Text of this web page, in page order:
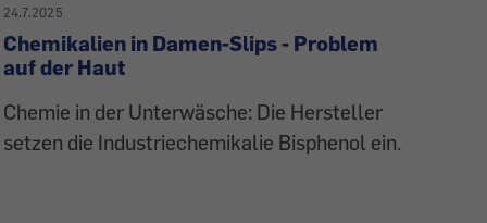
24.7.2025
Chemikalien in Damen-Slips - Problem
auf der Haut
Chemie in der Unterwäsche: Die Hersteller
setzen die Industriechemikalie Bisphenol ein.